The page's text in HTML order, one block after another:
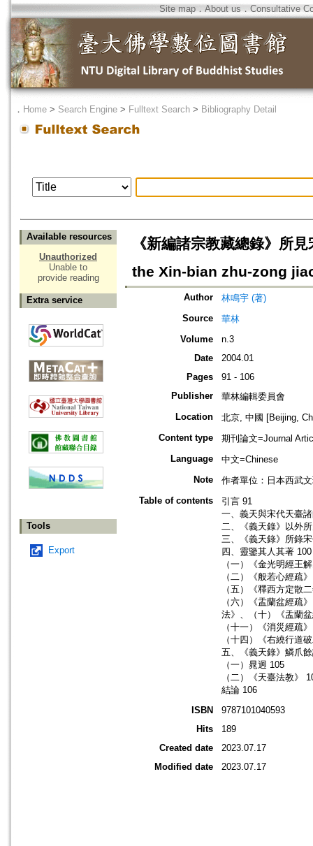
Site map．About us ． Consultative
． Home > Search Engine > Fulltext Search > Bibliography Detail
Available resources
Unauthorized
Unable to
provide reading
Extra service
Tools
Export
《新編諸宗教藏總錄》所
the Xin-bian zhu-zong
Author
林鳴宇 (著)
Source
華林
Volume
n.3
Date
2004.01
Pages
91 - 106
Publisher
華林編輯委員會
Location
北京, 中國 [Beijing,
Content type
期刊論文=Journal
Language
中文=Chinese
Note
作者單位：日本西武
Table of contents
引言 91
一、義天與宋代天臺
二、《義天錄》以外
三、《義天錄》所錄
四、靈鑒其人其著 100
（一）《金光明經王
（二）《般若心經疏
（五）《釋西方定散
（六）《盂蘭盆經疏
法》、（十）《盂蘭
（十一）《消災經疏
（十四）《右繞行道
五、《義天錄》鱗爪
（一）晁迥 105
（二）《天臺法教》
結論 106
ISBN
9787101040593
Hits
189
Created date
2023.07.17
Modified date
2023.07.17